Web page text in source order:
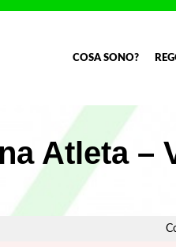
COSA SONO?
Atleta –